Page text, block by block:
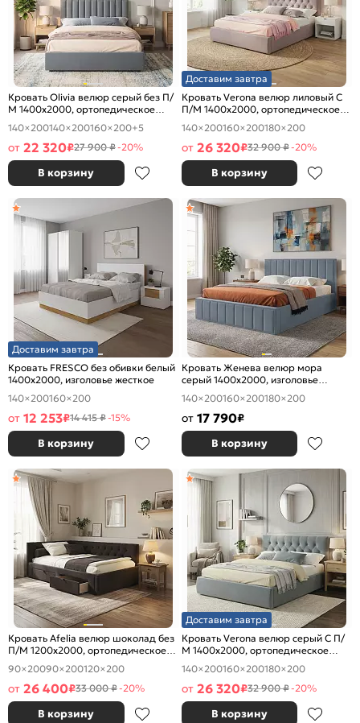
Кровать Olivia велюр серый без П/
М 1400x2000, ортопедическое
основание, изголовье мягкое
140×200140×200160×200+5
от 22 320₽27 900 ₽-20%
В корзину
Доставим завтра
Кровать Verona велюр лиловый С
П/М 1400x2000, ортопедическое
основание, изголовье мягкое
140×200160×200180×200
от 26 320₽32 900 ₽-20%
В корзину
Доставим завтра
Кровать FRESCO без обивки белый
1400x2000, изголовье жесткое
140×200160×200
от 12 253₽14 415 ₽-15%
В корзину
Кровать Женева велюр мора
серый 1400x2000, изголовье
мягкое
140×200160×200180×200
от 17 790₽
В корзину
Кровать Afelia велюр шоколад без
П/М 1200x2000, ортопедическое
основание, изголовье мягкое
90×20090×200120×200
от 26 400₽33 000 ₽-20%
В корзину
Доставим завтра
Кровать Verona велюр серый С П/
М 1400x2000, ортопедическое
основание, изголовье мягкое
140×200160×200180×200
от 26 320₽32 900 ₽-20%
В корзину